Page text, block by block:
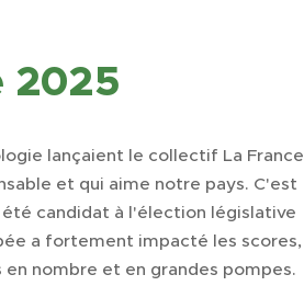
2025
lançaient le collectif La France
et qui aime notre pays. C'est
candidat à l'élection législative
a fortement impacté les scores,
nombre et en grandes pompes.